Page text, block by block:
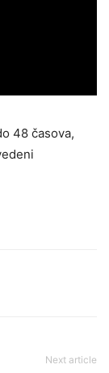
48 časova,
Next article